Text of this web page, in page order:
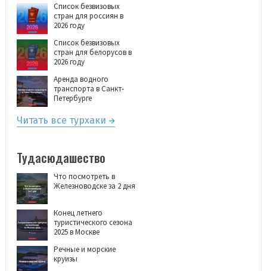
Список безвизовых
стран для россиян в
2026 году
Список безвизовых
стран для белорусов в
2026 году
Аренда водного
транспорта в Санкт-
Петербурге
Читать все турхаки
Тудасюдашество
Что посмотреть в
Железноводске за 2 дня
Конец летнего
туристического сезона
2025 в Москве
Речные и морские
круизы